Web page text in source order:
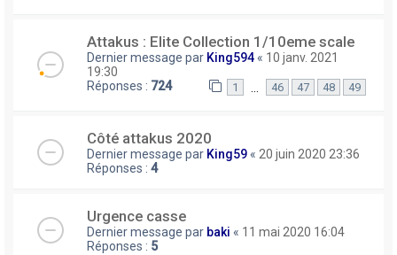
Attakus : Elite Collection 1/10eme scale
Dernier message par King594 « 10 janv. 2021
19:30
Réponses : 724 1 46 47 48 49
Côté attakus 2020
Dernier message par King59 « 20 juin 2020 23:36
Réponses : 4
Urgence casse
Dernier message par baki « 11 mai 2020 16:04
Réponses : 5